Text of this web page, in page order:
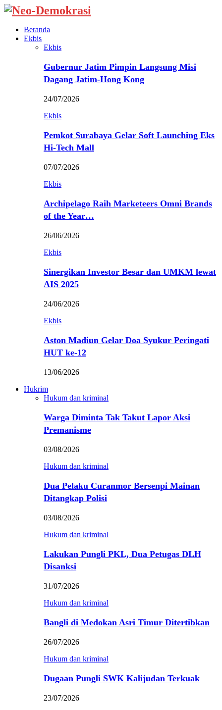
Beranda
Ekbis
Ekbis
Gubernur Jatim Pimpin Langsung Misi
Dagang Jatim-Hong Kong
24/07/2026
Ekbis
Pemkot Surabaya Gelar Soft Launching Eks
Hi-Tech Mall
07/07/2026
Ekbis
Archipelago Raih Marketeers Omni Brands
of the Year…
26/06/2026
Ekbis
Sinergikan Investor Besar dan UMKM lewat
AIS 2025
24/06/2026
Ekbis
Aston Madiun Gelar Doa Syukur Peringati
HUT ke-12
13/06/2026
Hukrim
Hukum dan kriminal
Warga Diminta Tak Takut Lapor Aksi
Premanisme
03/08/2026
Hukum dan kriminal
Dua Pelaku Curanmor Bersenpi Mainan
Ditangkap Polisi
03/08/2026
Hukum dan kriminal
Lakukan Pungli PKL, Dua Petugas DLH
Disanksi
31/07/2026
Hukum dan kriminal
Bangli di Medokan Asri Timur Ditertibkan
26/07/2026
Hukum dan kriminal
Dugaan Pungli SWK Kalijudan Terkuak
23/07/2026